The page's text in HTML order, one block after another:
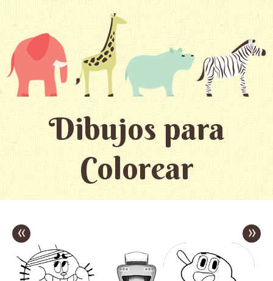
Dibujos para
Colorear
« »